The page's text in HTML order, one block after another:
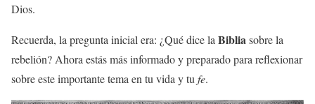
Dios.
Recuerda, la pregunta inicial era: ¿Qué dice la Bibliasobre la
rebelión? Ahora estás más informado y preparado para reflexionar
sobre este importante tema en tu vida y tu fe.